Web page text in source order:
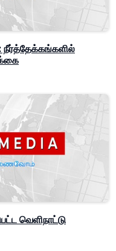
நீர்த்தேக்கங்களில்
வெளிநாட்டு